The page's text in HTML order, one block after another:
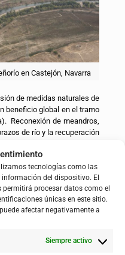
tecnologías como las
del dispositivo. El
procesar datos como el
únicas en este sitio.
afectar negativamente a
Siempre activo
en Castejón, Navarra
de medidas naturales de
beneficio global en el tramo
Reconexión de meandros,
de río y la recuperación
la adaptación y reducir
de fincas agrícolas.
serán realizadas por
CHE y las restauraciones
de La Rioja, en el
a través de su empresa